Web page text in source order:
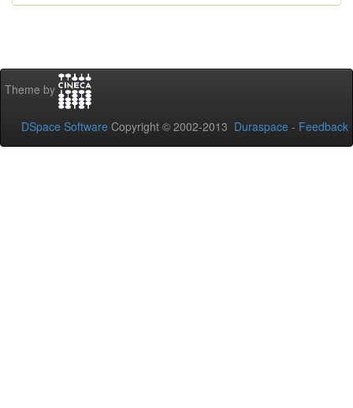
Theme by
DSpace Software Copyright © 2002-2013 Duraspace - Feedback